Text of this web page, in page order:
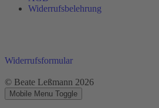
Widerrufsbelehrung
Widerrufsformular
© Beate Leßmann 2026
Mobile Menu Toggle